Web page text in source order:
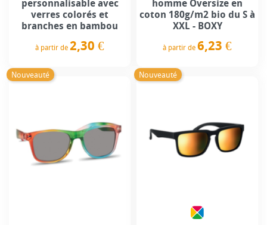
personnalisable avec
verres colorés et
branches en bambou
à partir de 2,30 €
homme Oversize en
coton 180g/m2 bio du S à
XXL - BOXY
à partir de 6,23 €
Nouveauté Nouveauté